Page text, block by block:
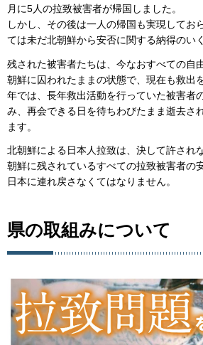
月に5人の拉致被害者が帰国しました。
しかし、その後は一人の帰国も実現してお
ては未だ北朝鮮から安否に関する納得のい
残された被害者たちは、今なおすべての自
朝鮮に囚われたままの状態で、現在も救出
年では、長年救出活動を行っていた被害者
み、再会できる日を待ちわびたまま逝去さ
ます。
北朝鮮による日本人拉致は、決して許され
朝鮮に残されているすべての拉致被害者の
日本に連れ戻さなくてはなりません。
県の取組みについて